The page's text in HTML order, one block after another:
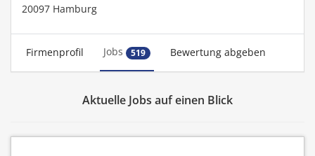
20097 Hamburg
Firmenprofil Jobs 519 Bewertung abgeben
Aktuelle Jobs auf einen Blick